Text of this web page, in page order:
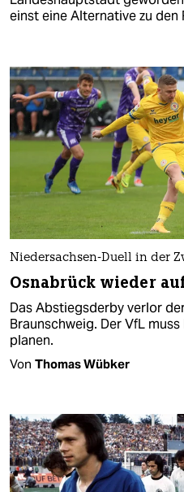
einst eine Alternative zu den
Niedersachsen-Duell in der
Osnabrück wieder
Das Abstiegsderby verlor
Braunschweig. Der VfL
planen.
Von Thomas Wübker